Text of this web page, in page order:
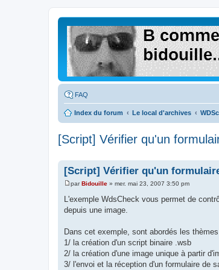
FAQ
Index du forum Le local d'archives
[Script] Vérifier qu'un
[Script] Vérifier qu'un
M
s
s
e
parBidouille » mer. mai 23, 2007 3:50 pm
L'exemple WdsCheck vous permet de
depuis une image.
Dans cet exemple, sont abordés les
1/ la création d'un script binaire .wsb
2/ la création d'une image unique à partir
3/ l'envoi et la réception d'un formulaire de